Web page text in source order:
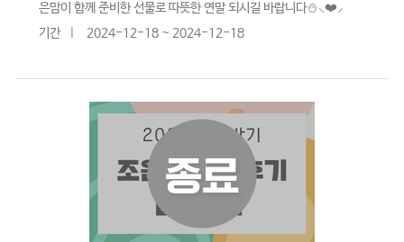
은맘이 함께 준비한 선물로 따뜻한 연말 되시길 바랍니다⛄︎⸜❤︎⸝‍
기간
2024-12-18 ~ 2024-12-18